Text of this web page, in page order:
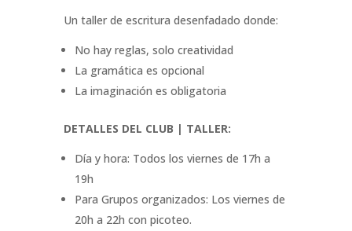
Un taller de escritura desenfadado donde:
No hay reglas, solo creatividad
La gramática es opcional
La imaginación es obligatoria
DETALLES DEL CLUB | TALLER:
Día y hora: Todos los viernes de 17h a
19h
Para Grupos organizados: Los viernes de
20h a 22h con picoteo.